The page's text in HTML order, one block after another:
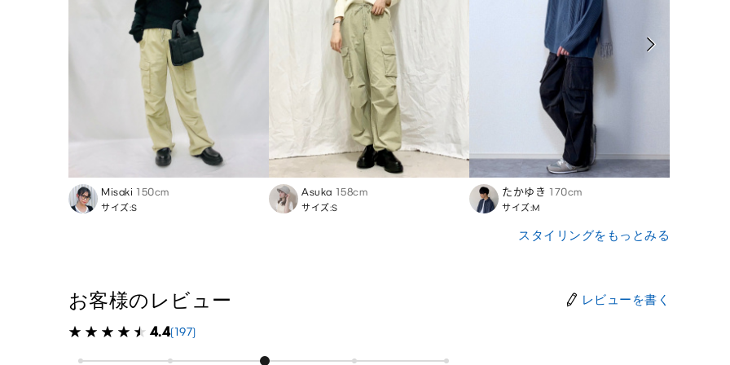
Misaki 150cm
サイズ:S
Asuka 158cm
サイズ:S
たかゆき 170cm
サイズ:M
スタイリングをもっとみる
お客様のレビュー レビューを書く
4.4(197)